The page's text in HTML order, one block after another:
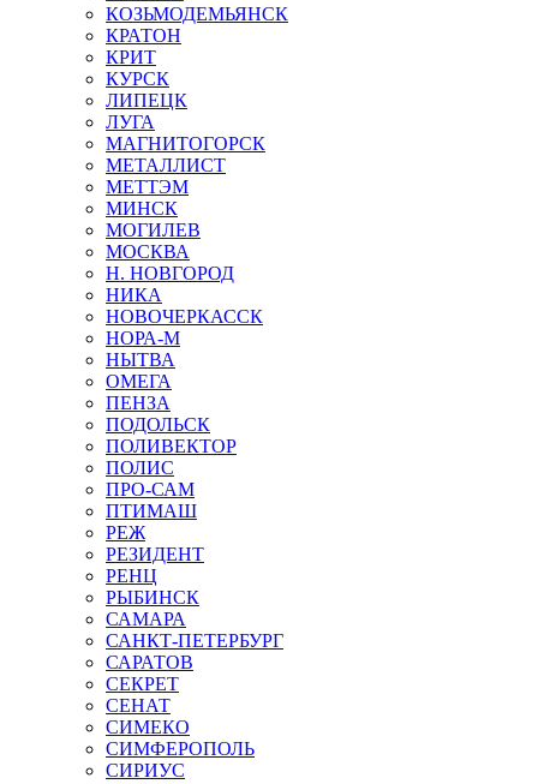
КОЗЬМОДЕМЬЯНСК
КРАТОН
КРИТ
КУРСК
ЛИПЕЦК
ЛУГА
МАГНИТОГОРСК
МЕТАЛЛИСТ
МЕТТЭМ
МИНСК
МОГИЛЕВ
МОСКВА
Н. НОВГОРОД
НИКА
НОВОЧЕРКАССК
НОРА-М
НЫТВА
ОМЕГА
ПЕНЗА
ПОДОЛЬСК
ПОЛИВЕКТОР
ПОЛИС
ПРО-САМ
ПТИМАШ
РЕЖ
РЕЗИДЕНТ
РЕНЦ
РЫБИНСК
САМАРА
САНКТ-ПЕТЕРБУРГ
САРАТОВ
СЕКРЕТ
СЕНАТ
СИМЕКО
СИМФЕРОПОЛЬ
СИРИУС